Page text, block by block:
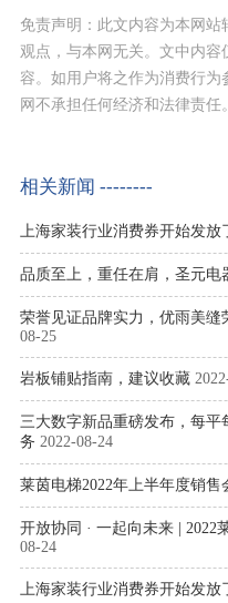
免责声明：此文内容为本网站
观点，与本网无关。文中内
容。如用户将之作为消费行
网不承担任何经济和法律责任。
相关新闻 --------
上海家装行业消费券开始发放
品质至上，重任在肩，圣元电
荣誉见证品牌实力，优雨美缝
08-25
岩板铺贴指南，建议收藏
三大数字新品重磅发布，每
务 2022-08-24
莱茵电梯2022年上半年度销售
开放协同 · 一起向未来 | 2022
08-24
上海家装行业消费券开始发放